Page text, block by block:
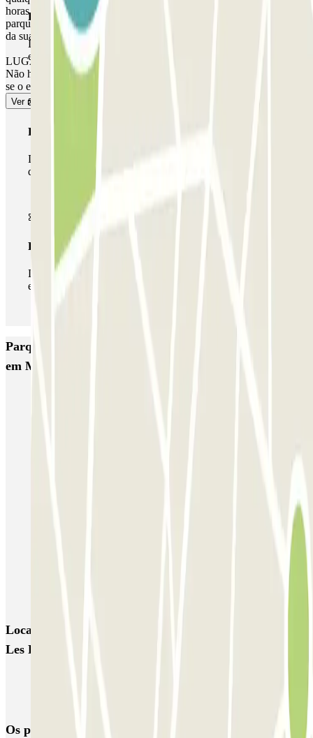
horas indicadas na sua reserva, dependendo das tarifas locais que o
parque de estacionamento funcionar na altura. Nestes casos, no final
da sua reserva, receberá um recibo pelo tempo extra cobrado.
LUGAR NÃO GARANTIDO NESTE ESTACIONAMENTO.
Não há prioridade de entrada, e poderá ter de aguardar ou fazer fila
se o estacionamento estiver cheio.
Ver mais
Passe simples
Durante a sua estadia, só poderá entrar e sair do parque de
estacionamento uma vez.
Passe multiestacionamento
Durante a sua estadia, pode utilizar toda a rede de parques
de estacionamento deste operador disponível em Parclick.
Passe ilimitado
Durante a sua estadia, pode entrar e sair do parque de
estacionamento as vezes que quiser.
Parques de estacionamento com melhor classificação
em Marselha
Locais e eventos interessantes próximos de INDIGO
Les Fabriques
Os parques de estacionamento